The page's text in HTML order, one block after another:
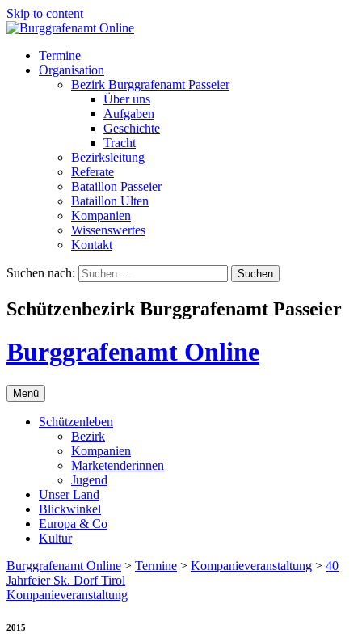
Skip to content
Termine
Organisation
Bezirk Burggrafenamt Passeier
Über uns
Aufgaben
Geschichte
Tracht
Bezirksleitung
Referate
Bataillon Passeier
Bataillon Ulten
Kompanien
Wissenswertes
Kontakt
Suchen nach:
Schützenbezirk Burggrafenamt Passeier
Burggrafenamt Online
Menü
Schützenleben
Bezirk
Kompanien
Marketenderinnen
Jugend
Unser Land
Blickwinkel
Europa & Co
Kultur
Burggrafenamt Online > Termine > Kompanieveranstaltung > 40
Jahrfeier Sk. Dorf Tirol
Kompanieveranstaltung
2015